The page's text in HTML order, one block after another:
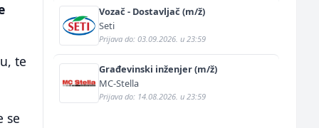
te
se
Vozač - Dostavljač (m/ž)
Seti
Prijava do: 03.09.2026. u 23:59
Građevinski inženjer (m/ž)
MC-Stella
Prijava do: 14.08.2026. u 23:59